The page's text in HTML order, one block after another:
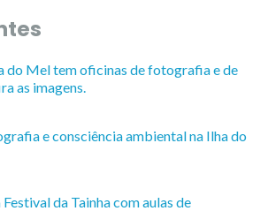
do Mel tem oficinas de fotografia e de
as imagens.
e consciência ambiental na Ilha do
da Tainha com aulas de